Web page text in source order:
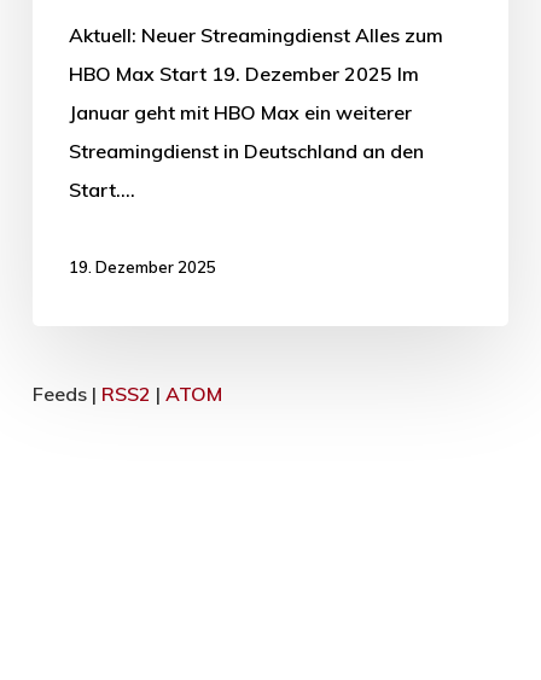
Aktuell: Neuer Streamingdienst Alles zum
HBO Max Start 19. Dezember 2025 Im
Januar geht mit HBO Max ein weiterer
Streamingdienst in Deutschland an den
Start.…
19. Dezember 2025
Feeds | RSS2 | ATOM